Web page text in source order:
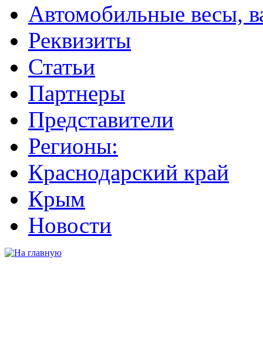
Автомобильные весы,
Реквизиты
Статьи
Партнеры
Представители
Регионы:
Краснодарский край
Крым
Новости